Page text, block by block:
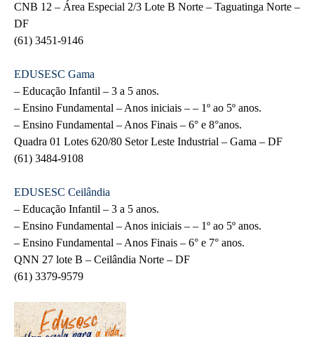
CNB 12 – Área Especial 2/3 Lote B Norte – Taguatinga Norte –
DF
(61) 3451-9146
EDUSESC Gama
– Educação Infantil – 3 a 5 anos.
– Ensino Fundamental – Anos iniciais – – 1º ao 5º anos.
– Ensino Fundamental – Anos Finais – 6° e 8°anos.
Quadra 01 Lotes 620/80 Setor Leste Industrial – Gama – DF
(61) 3484-9108
EDUSESC Ceilândia
– Educação Infantil – 3 a 5 anos.
– Ensino Fundamental – Anos iniciais – – 1º ao 5º anos.
– Ensino Fundamental – Anos Finais – 6° e 7° anos.
QNN 27 lote B – Ceilândia Norte – DF
(61) 3379-9579